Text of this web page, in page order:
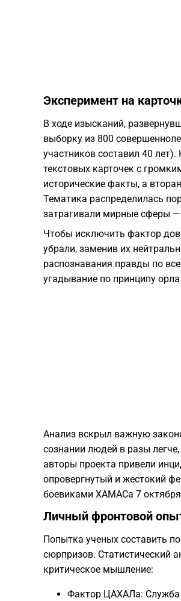
Эксперимент на
В ходе изысканий,
выборку из 800
участников составил 40
текстовых карточек с
исторические факты, а
Тематика распределилась
затрагивали мирные сферы
Чтобы исключить фактор
убрали, заменив их
распознавания правды по
угадывание по принципу
Анализ вскрыл важную
сознании людей в разы
авторы проекта привели
опровергнутый и жестокий
боевиками ХАМАСа 7
Личный фронтовой
Попытка ученых составить
сюрпризов. Статистический
критическое мышление:
Фактор ЦАХАЛа: Служба